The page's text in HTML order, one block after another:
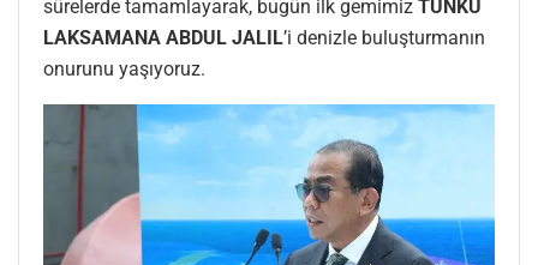
sürelerde tamamlayarak, bugün ilk gemimiz TUNKU
LAKSAMANA ABDUL JALIL’i denizle buluşturmanın
onurunu yaşıyoruz.